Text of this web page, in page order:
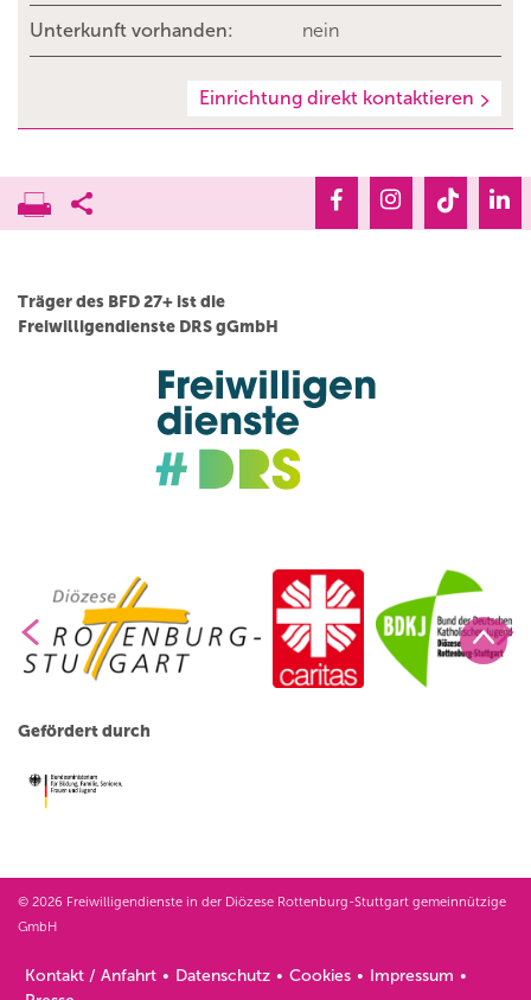
Unterkunft vorhanden: nein
Einrichtung direkt kontaktieren
Träger des BFD 27+ ist die
Freiwilligendienste DRS gGmbH
Gefördert durch
© 2026 Freiwilligendienste in der Diözese Rottenburg-Stuttgart gemeinnützige
GmbH
Kontakt / Anfahrt Datenschutz Cookies
Impressum